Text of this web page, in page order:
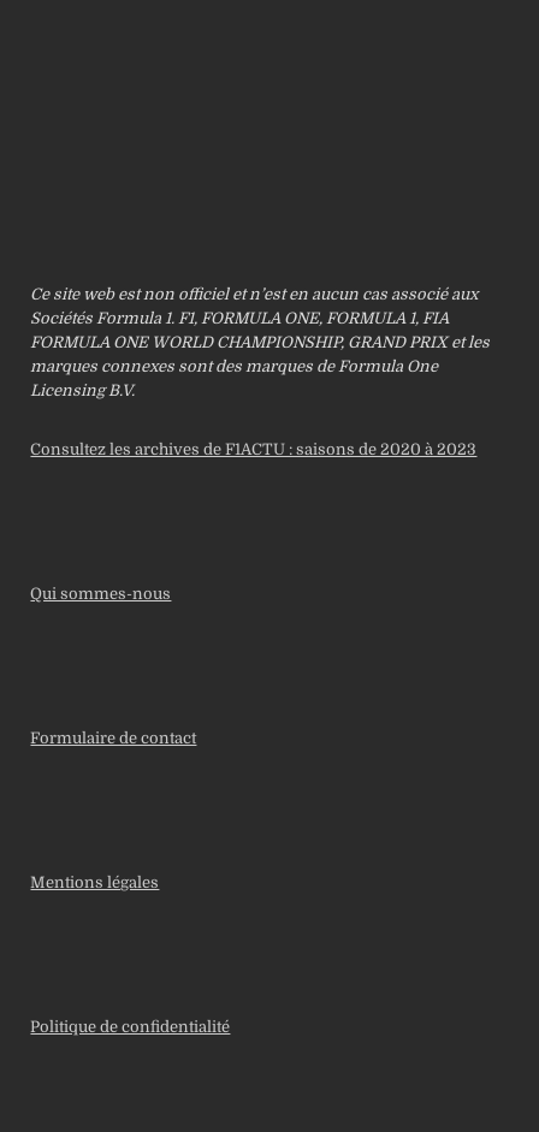
Ce site web est non officiel et n’est en aucun cas associé aux
Sociétés Formula 1. F1, FORMULA ONE, FORMULA 1, FIA
FORMULA ONE WORLD CHAMPIONSHIP, GRAND PRIX et les
marques connexes sont des marques de Formula One
Licensing B.V.
Consultez les archives de F1ACTU : saisons de 2020 à 2023
Qui sommes-nous
Formulaire de contact
Mentions légales
Politique de confidentialité